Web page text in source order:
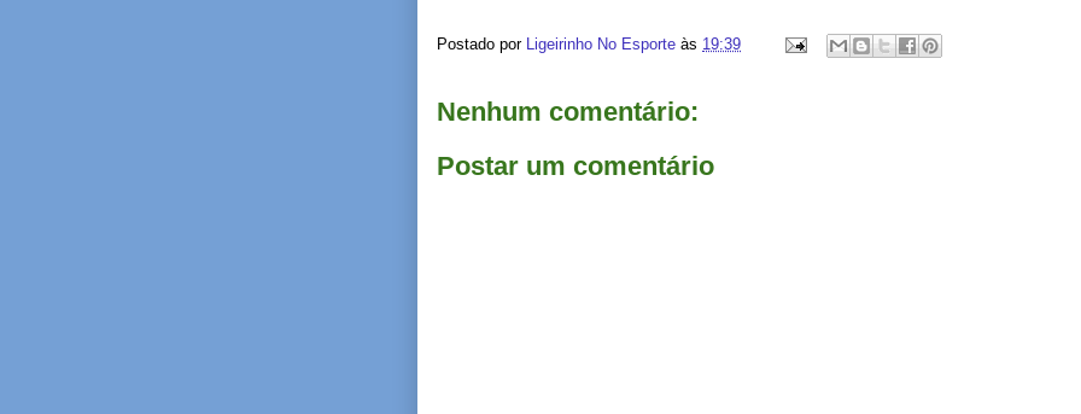
Postado por Ligeirinho No Esporte às 19:39
Nenhum comentário:
Postar um comentário